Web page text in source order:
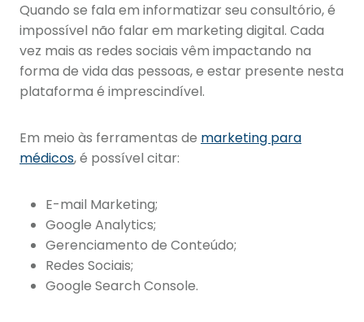
Quando se fala em informatizar seu consultório, é
impossível não falar em marketing digital. Cada
vez mais as redes sociais vêm impactando na
forma de vida das pessoas, e estar presente nesta
plataforma é imprescindível.
Em meio às ferramentas de marketing para
médicos, é possível citar:
E-mail Marketing;
Google Analytics;
Gerenciamento de Conteúdo;
Redes Sociais;
Google Search Console.